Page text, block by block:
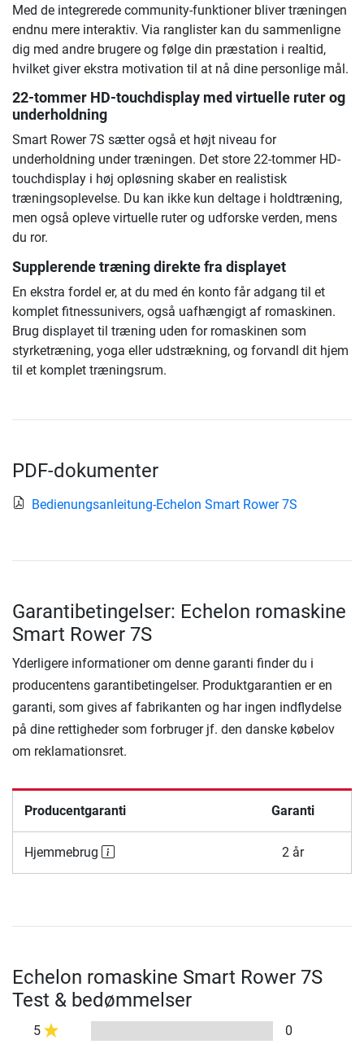
Med de integrerede community-funktioner bliver træningen
endnu mere interaktiv. Via ranglister kan du sammenligne
dig med andre brugere og følge din præstation i realtid,
hvilket giver ekstra motivation til at nå dine personlige mål.
22-tommer HD-touchdisplay med virtuelle ruter og
underholdning
Smart Rower 7S sætter også et højt niveau for
underholdning under træningen. Det store 22-tommer HD-
touchdisplay i høj opløsning skaber en realistisk
træningsoplevelse. Du kan ikke kun deltage i holdtræning,
men også opleve virtuelle ruter og udforske verden, mens
du ror.
Supplerende træning direkte fra displayet
En ekstra fordel er, at du med én konto får adgang til et
komplet fitnessunivers, også uafhængigt af romaskinen.
Brug displayet til træning uden for romaskinen som
styrketræning, yoga eller udstrækning, og forvandl dit hjem
til et komplet træningsrum.
PDF-dokumenter
Bedienungsanleitung-Echelon Smart Rower 7S
Garantibetingelser: Echelon romaskine
Smart Rower 7S
Yderligere informationer om denne garanti finder du i
producentens garantibetingelser. Produktgarantien er en
garanti, som gives af fabrikanten og har ingen indflydelse
på dine rettigheder som forbruger jf. den danske købelov
om reklamationsret.
Producentgaranti Garanti
Hjemmebrug 2 år
Echelon romaskine Smart Rower 7S
Test & bedømmelser
5 0